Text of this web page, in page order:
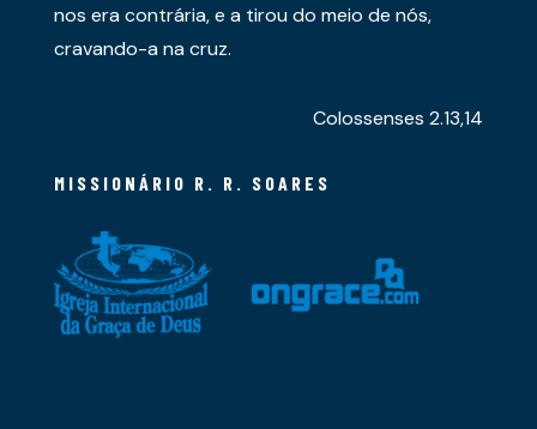
nos era contrária, e a tirou do meio de nós,
cravando-a na cruz.
Colossenses 2.13,14
MISSIONÁRIO R. R. SOARES